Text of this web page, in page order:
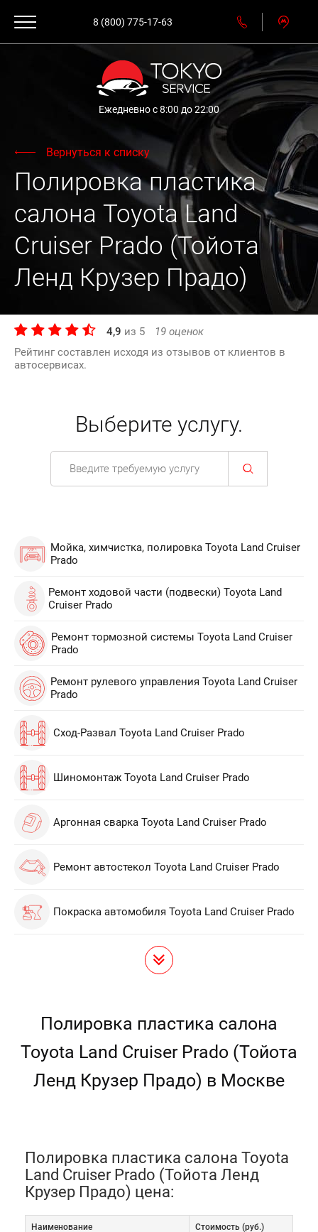
8 (800) 775-17-63
Ежедневно с 8:00 до 22:00
Вернуться к списку
Полировка пластика
салона Toyota Land
Cruiser Prado (Тойота
Ленд Крузер Прадо)
4,9 из 5 19 оценок
Рейтинг составлен исходя из отзывов от клиентов в
автосервисах.
Выберите услугу.
Мойка, химчистка, полировка Toyota Land Cruiser
Prado
Ремонт ходовой части (подвески) Toyota Land
Cruiser Prado
Ремонт тормозной системы Toyota Land Cruiser
Prado
Ремонт рулевого управления Toyota Land Cruiser
Prado
Сход-Развал Toyota Land Cruiser Prado
Шиномонтаж Toyota Land Cruiser Prado
Аргонная сварка Toyota Land Cruiser Prado
Ремонт автостекол Toyota Land Cruiser Prado
Покраска автомобиля Toyota Land Cruiser Prado
Полировка пластика салона
Toyota Land Cruiser Prado (Тойота
Ленд Крузер Прадо) в Москве
Полировка пластика салона Toyota
Land Cruiser Prado (Тойота Ленд
Крузер Прадо) цена:
Наименование Cтоимость (руб.)